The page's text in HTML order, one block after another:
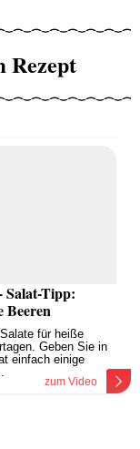
Rezept
Salat-Tipp:
Beeren
für heiße
Geben Sie in
einfach einige
zum Video